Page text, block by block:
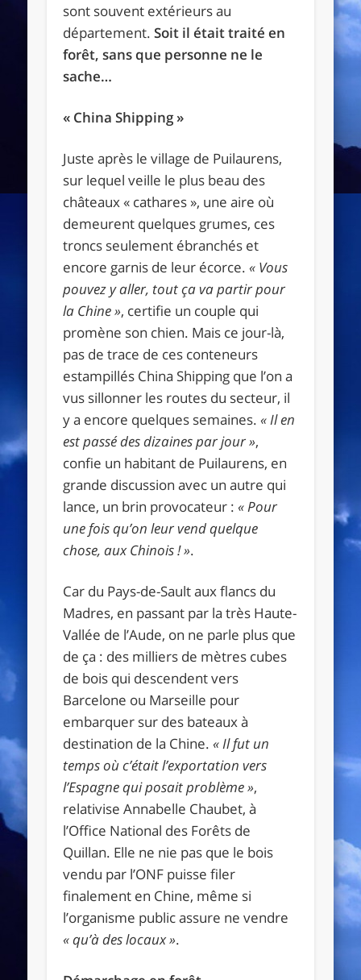
sont souvent extérieurs au
département.Soit il était traité en
forêt, sans que personne ne le
sache…
« China Shipping »
Juste après le village de Puilaurens,
sur lequel veille le plus beau des
châteaux « cathares », une aire où
demeurent quelques grumes, ces
troncs seulement ébranchés et
encore garnis de leur écorce.« Vous
pouvez y aller, tout ça va partir pour
la Chine », certifie un couple qui
promène son chien. Mais ce jour-là,
pas de trace de ces conteneurs
estampillés China Shipping que l’on a
vus sillonner les routes du secteur, il
y a encore quelques semaines. « Il en
est passé des dizaines par jour »,
confie un habitant de Puilaurens, en
grande discussion avec un autre qui
lance, un brin provocateur :« Pour
une fois qu’on leur vend quelque
chose, aux Chinois ! ».
Car du Pays-de-Sault aux flancs du
Madres, en passant par la très Haute-
Vallée de l’Aude, on ne parle plus que
de ça : des milliers de mètres cubes
de bois qui descendent vers
Barcelone ou Marseille pour
embarquer sur des bateaux à
destination de la Chine. « Il fut un
temps où c’était l’exportation vers
l’Espagne qui posait problème »,
relativise Annabelle Chaubet, à
l’Office National des Forêts de
Quillan. Elle ne nie pas que le bois
vendu par l’ONF puisse filer
finalement en Chine, même si
l’organisme public assure ne vendre
« qu’à des locaux ».